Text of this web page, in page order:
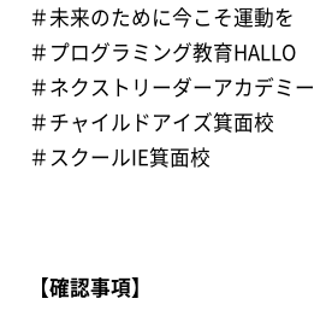
＃未来のために今こそ運動を
＃プログラミング教育HALLO
＃ネクストリーダーアカデミー
＃チャイルドアイズ箕面校
＃スクールIE箕面校
【確認事項】